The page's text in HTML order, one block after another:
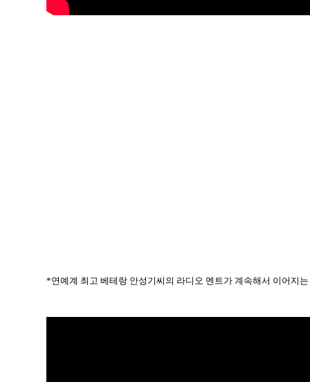
*연예계 최고 베테랑 안성기씨의 라디오 멘트가 계속해서 이어지